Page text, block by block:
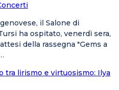
il Salone di
ha ospitato, venerdì sera,
della rassegna "Gems a
tra lirismo e virtuosismo: Ilya